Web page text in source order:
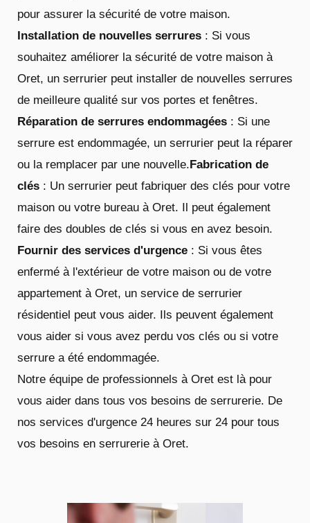
pour assurer la sécurité de votre maison.
Installation de nouvelles serrures : Si vous
souhaitez améliorer la sécurité de votre maison à
Oret, un serrurier peut installer de nouvelles serrures
de meilleure qualité sur vos portes et fenêtres.
Réparation de serrures endommagées : Si une
serrure est endommagée, un serrurier peut la réparer
ou la remplacer par une nouvelle.Fabrication de
clés : Un serrurier peut fabriquer des clés pour votre
maison ou votre bureau à Oret. Il peut également
faire des doubles de clés si vous en avez besoin.
Fournir des services d'urgence : Si vous êtes
enfermé à l'extérieur de votre maison ou de votre
appartement à Oret, un service de serrurier
résidentiel peut vous aider. Ils peuvent également
vous aider si vous avez perdu vos clés ou si votre
serrure a été endommagée.
Notre équipe de professionnels à Oret est là pour
vous aider dans tous vos besoins de serrurerie. De
nos services d'urgence 24 heures sur 24 pour tous
vos besoins en serrurerie à Oret.